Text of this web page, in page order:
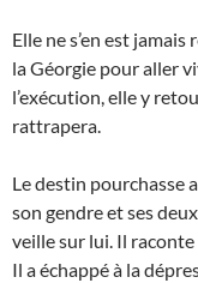
Elle ne s’en est
la Géorgie pour aller
l’exécution, elle y
rattrapera.
Le destin pourchasse
son gendre et ses
veille sur lui. Il raconte
Il a échappé à la